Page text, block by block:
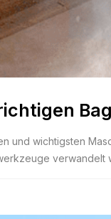
und wichtigsten